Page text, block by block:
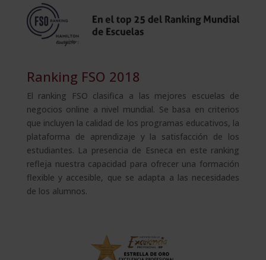
Ranking FSO 2018
El ranking FSO clasifica a las mejores escuelas de
negocios online a nivel mundial. Se basa en criterios
que incluyen la calidad de los programas educativos, la
plataforma de aprendizaje y la satisfacción de los
estudiantes. La presencia de Esneca en este ranking
refleja nuestra capacidad para ofrecer una formación
flexible y accesible, que se adapta a las necesidades
de los alumnos.